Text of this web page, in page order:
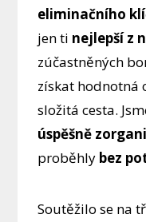
eliminačního
jen ti nejlepší z
zúčastněných
získat hodnotná
složitá cesta.
úspěšně
proběhly bez
Soutěžilo se na